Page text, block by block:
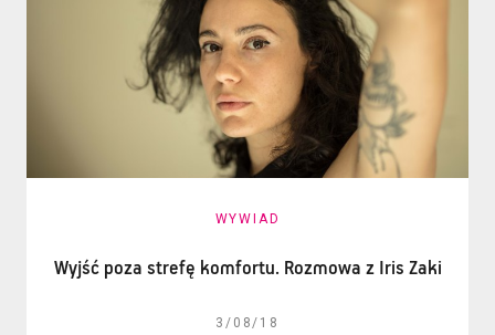
WYWIAD
Wyjść poza strefę komfortu. Rozmowa z Iris Zaki
3/08/18